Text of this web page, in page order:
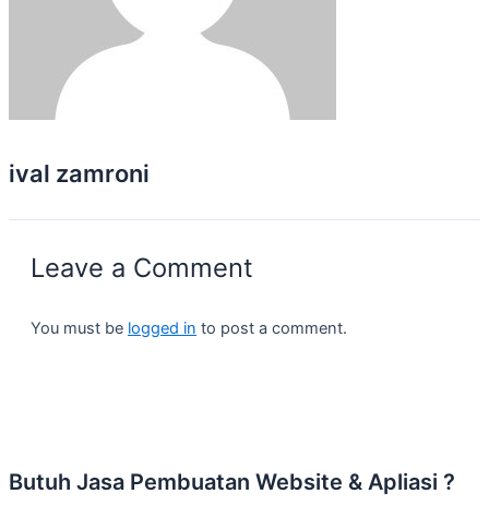
ival zamroni
Leave a Comment
You must be logged in to post a comment.
Butuh Jasa Pembuatan Website & Apliasi ?